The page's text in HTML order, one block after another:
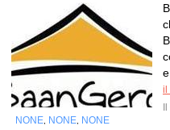
il
NONE NONE NONE